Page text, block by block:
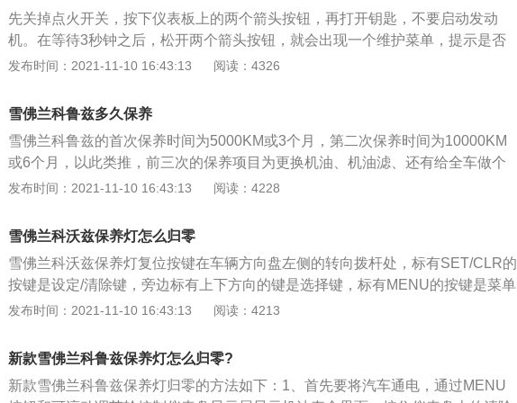
性车型，保养灯亮起之后需要注意及时完成汽车的保养，保养之后需要消除保养
灯。
先关掉点火开关，按下仪表板上的两个箭头按钮，再打开钥匙，不要启动发动
机。在等待3秒钟之后，松开两个箭头按钮，就会出现一个维护菜单，提示是否
要归零。再按下SET/0.0键大约3秒钟，再按下确定键，然后按MODE模式。最
雪佛兰科沃兹保养灯可以手动移除，也可以通过连接专用诊断工具TECH2来移
除。连接专用工具需要重新设置店铺，通常可以手动删除。每次整备后都要重置
保养灯。如果机械师忘记重置，对车辆的影响不会比重置大，但开车时继续开灯
也会影响心情。更重要的是，下车维修不发出警告，如果错过维修时间，车辆的
寿命将大幅打折。
发布时间：2021-11-10 16:43:13 阅读：4326
雪佛兰科鲁兹多久保养
雪佛兰科鲁兹的首次保养时间为5000KM或3个月，第二次保养时间为10000KM
或6个月，以此类推，前三次的保养项目为更换机油、机油滤、还有给全车做个
检查。雪佛兰品牌始创于1911年，作为深受主流中坚人群喜爱的国际汽车品牌，
人性化科技和可靠品质的产品带给中国消费者。雪佛兰科鲁兹（Cruze）是通用
汽车以打造设计和性能紧凑型标杆车型为目标，整合全球资源开发的新一代作
品。新款科鲁兹外观造型设计更加扁平，线条也更加锋利，体现出的只有两个字
运动。而这种基因也正式科鲁兹一直保持的。车身前部设计的十分低矮扁平，前
部进气格栅尺寸较小，左右大灯修长，营造出十分强烈的攻击性。其次，由于车
的。新款科鲁兹拥有安吉星智能行车系统集20项服务于一身，为车主增加便利。
值得一提的是，科鲁兹全系标配胎压监测功能，可谓良心。而车身采用双帽式高
发布时间：2021-11-10 16:43:13 阅读：4228
雪佛兰科沃兹保养灯怎么归零
雪佛兰科沃兹保养灯复位按键在车辆方向盘左侧的转向拨杆处，标有SET/CLR的
按键是设定/清除键，旁边标有上下方向的键是选择键，标有MENU的按键是菜单
键，按下菜单MENU键，选择车辆信息，然后旋转至标有上下键的调节旋钮，选
把车拿去保养了，定期的保养工作仍然是必须进行的，以此保证汽车的安全性、
经济性和可靠性，保持良好的车况是行车安全的保障，保持车容整洁，技术状况
正常，消除隐患，预防故障发生，减缓劣化过程，延答长使用周期。
发布时间：2021-11-10 16:43:13 阅读：4213
新款雪佛兰科鲁兹保养灯怎么归零?
新款雪佛兰科鲁兹保养灯归零的方法如下：1、首先要将汽车通电，通过MENU